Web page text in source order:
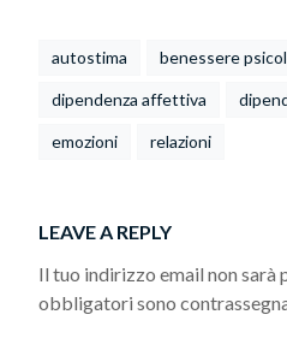
autostima benessere
dipendenza affettiva
emozioni relazioni
LEAVE A REPLY
Il tuo indirizzo email non sarà
obbligatori sono